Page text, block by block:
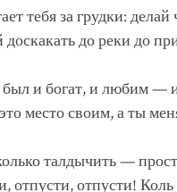
тебя за грудки:
до реки до
был и богат, и любим —
место своим, а ты
талдычить —
отпусти, отпусти! Коль